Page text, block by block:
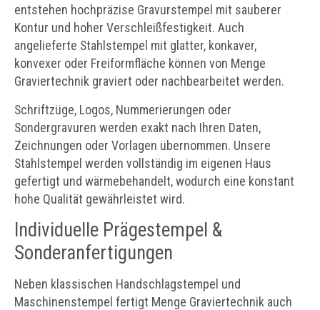
entstehen hochpräzise Gravurstempel mit sauberer
Kontur und hoher Verschleißfestigkeit. Auch
angelieferte Stahlstempel mit glatter, konkaver,
konvexer oder Freiformfläche können von Menge
Graviertechnik graviert oder nachbearbeitet werden.
Schriftzüge, Logos, Nummerierungen oder
Sondergravuren werden exakt nach Ihren Daten,
Zeichnungen oder Vorlagen übernommen. Unsere
Stahlstempel werden vollständig im eigenen Haus
gefertigt und wärmebehandelt, wodurch eine konstant
hohe Qualität gewährleistet wird.
Individuelle Prägestempel &
Sonderanfertigungen
Neben klassischen Handschlagstempel und
Maschinenstempel fertigt Menge Graviertechnik auch